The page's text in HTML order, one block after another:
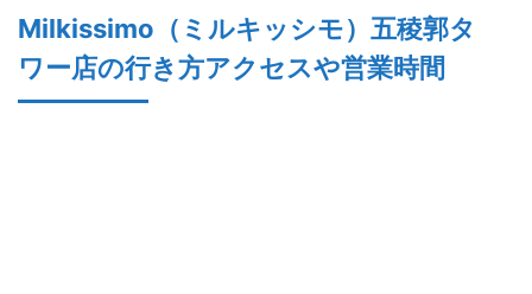
Milkissimo（ミルキッシモ）五稜郭タ
ワー店の行き方アクセスや営業時間